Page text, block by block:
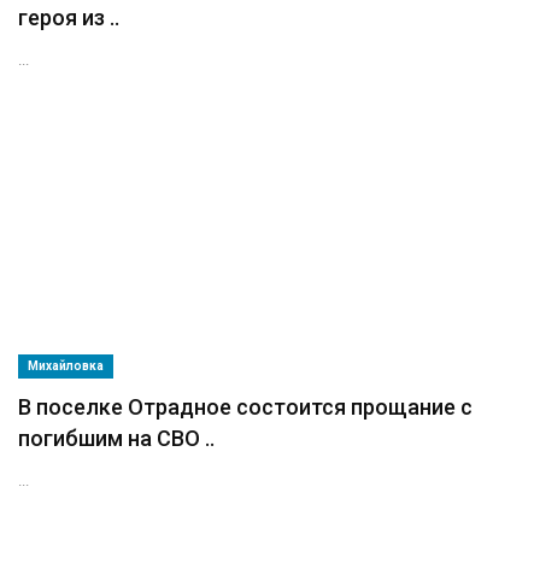
героя из ..
...
Михайловка
В поселке Отрадное состоится прощание с
погибшим на СВО ..
...